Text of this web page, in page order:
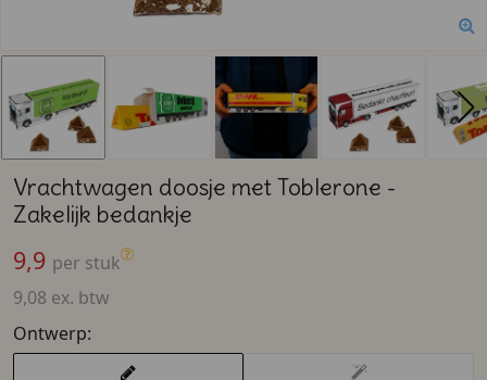
Vrachtwagen doosje met Toblerone -
Zakelijk bedankje
9,9 per stuk
9,08 ex. btw
Ontwerp: